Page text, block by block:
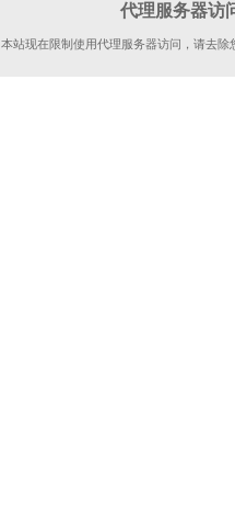
代理服务器访
本站现在限制使用代理服务器访问，请去除